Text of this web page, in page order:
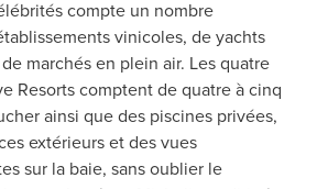
compte un nombre
vinicoles, de yachts
marchés en plein air. Les quatre
Resorts comptent de quatre à cinq
ainsi que des piscines privées,
extérieurs et des vues
sur la baie, sans oublier le